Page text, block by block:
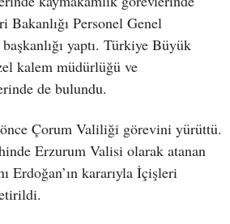
Personel Genel
yaptı. Türkiye Büyük
kalem müdürlüğü ve
de bulundu.
Çorum Valiliği görevini yürüttü.
Erzurum Valisi olarak atanan
Erdoğan’ın kararıyla İçişleri